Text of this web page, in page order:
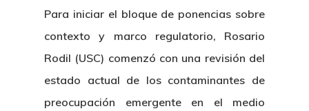
Para iniciar el bloque de ponencias sobre
contexto y marco regulatorio, Rosario
Rodil (USC) comenzó con una revisión del
estado actual de los contaminantes de
preocupación emergente en el medio